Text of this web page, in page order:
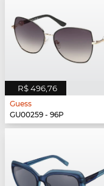
R$ 496,76
Guess
GU00259 - 96P